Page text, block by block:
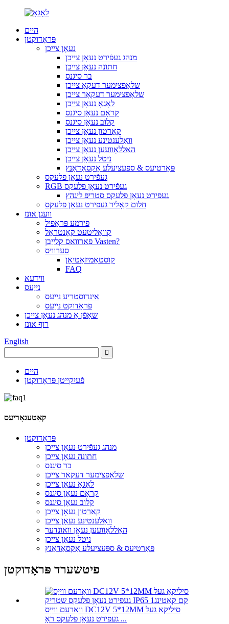
היים
פּראָדוקטן
נעאָן צייכן
מנהג געפֿירט נעאָן צייכן
חתונה נעאָן צייכן
בר סיגנס
שלאָפצימער דעקאָ צייכן
שלאָפצימער דעקאָר צייכן
לאָגאָ נעאָן צייכן
קראָם נעאָן סיגנס
קלוב נעאָן סיגנס
קאַרטון נעאָן צייכן
וואַלענטינע נעאָן צייכן
האַללאָוועען נעאָן צייכן
ניטל נעאָן צייכן
פּאַרטיעס & ספּעציעלע אַקסאַדאַנץ
געפֿירט נעאָן פלעקס
RGB געפֿירט נעאָן פלעקס
געפירט נעאָן פלעקס סטריפּ ליגהץ
חלום קאָליר געפירט נעאָן פלעקס
וועגן אונז
פירמע פּראָפיל
קוואַליטעט קאָנטראָל
פארוואס קלייַבן Vasten?
סערוויס
קוסטאָמיזאַטיאָן
FAQ
ווידעא
נייַעס
אינדוסטריע נייַעס
פּראָדוקט נייַעס
שאַפֿן אַ מנהג נעאָן צייכן
רוף אונז
English
היים
פֿעיִקייטן פּראָדוקטן
קאַטעגאָריעס
פּראָדוקטן
מנהג געפֿירט נעאָן צייכן
חתונה נעאָן צייכן
בר סיגנס
שלאָפצימער דעקאָר צייכן
לאָגאָ נעאָן צייכן
קראָם נעאָן סיגנס
קלוב נעאָן סיגנס
קאַרטון נעאָן צייכן
וואַלענטינע נעאָן צייכן
האַללאָוועען נעאָן וואונדער
ניטל נעאָן צייכן
פּאַרטיעס & ספּעציעלע אַקסאַדאַנץ
פיטשערד פּראָדוקטן
וואַרעם ווייַס DC12V 5*12MM סיליקאַ געל
געפירט נעאָן פלעקס ראָ ...